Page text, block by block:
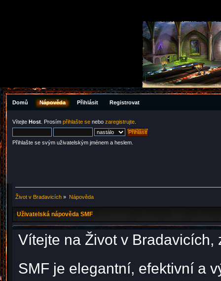
Domů Nápověda Přihlásit Registrovat
Vítejte Host . Prosím přihlašte se nebo zaregistrujte
Přihlašte se svým uživatelským jménem a heslem.
Život v Bradavicích » Nápověda
Uživatelská nápověda SMF
Vítejte na Život v
SMF je elegantní, efektivní a